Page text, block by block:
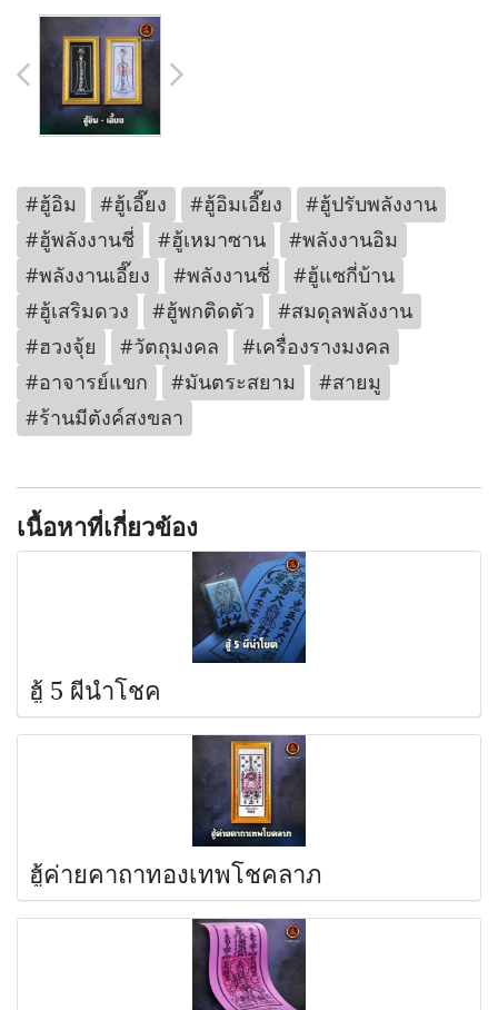
#ฮู้อิม #ฮู้เอี๊ยง #ฮู้อิมเอี๊ยง
#ฮู้ปรับพลังงาน
#ฮู้พลังงานชี่
#ฮู้เหมาซาน
#พลังงานอิม
#พลังงานเอี๊ยง
#พลังงานชี่
#ฮู้แซกี่บ้าน
#ฮู้เสริมดวง
#ฮู้พกติดตัว
#สมดุลพลังงาน
#ฮวงจุ้ย
#วัตถุมงคล
#เครื่องรางมงคล
#อาจารย์แขก
#มันตระสยาม
#สายมู
#ร้านมีตังค์สงขลา
เนื้อหาที่เกี่ยวข้อง
ฮู้ 5 ผีนำโชค
ฮู้ค่ายคาถาทองเทพโชคลาภ